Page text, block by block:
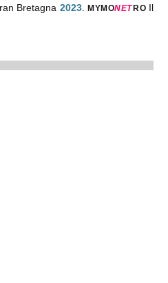
Bretagna 2023.MYMONET RO Il